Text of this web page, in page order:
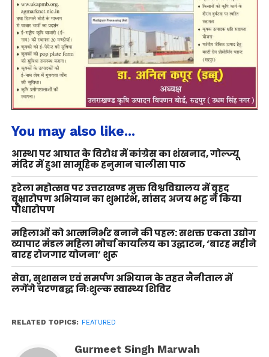
You may also like...
आस्था पर आघात के विरोध में कांग्रेस का शंखनाद, गोल्ज्यू
मंदिर में हुआ सामूहिक हनुमान चालीसा पाठ
हरेला महोत्सव पर उत्तराखण्ड मुक्त विश्वविद्यालय में वृहद
वृक्षारोपण अभियान का शुभारंभ, सांसद अजय भट्ट ने किया
पौधारोपण
महिलाओं को आत्मनिर्भर बनाने की पहल: सशक्त एकता उद्योग
व्यापार मंडल महिला मोर्चा कार्यालय का उद्घाटन, ‘बारह महीने
बारह रोजगार योजना’ शुरू
सेवा, सुशासन एवं समर्पण अभियान के तहत नैनीताल में
लगेंगे चरणबद्ध निःशुल्क स्वास्थ्य शिविर
RELATED TOPICS: FEATURED
Gurmeet Singh Marwah